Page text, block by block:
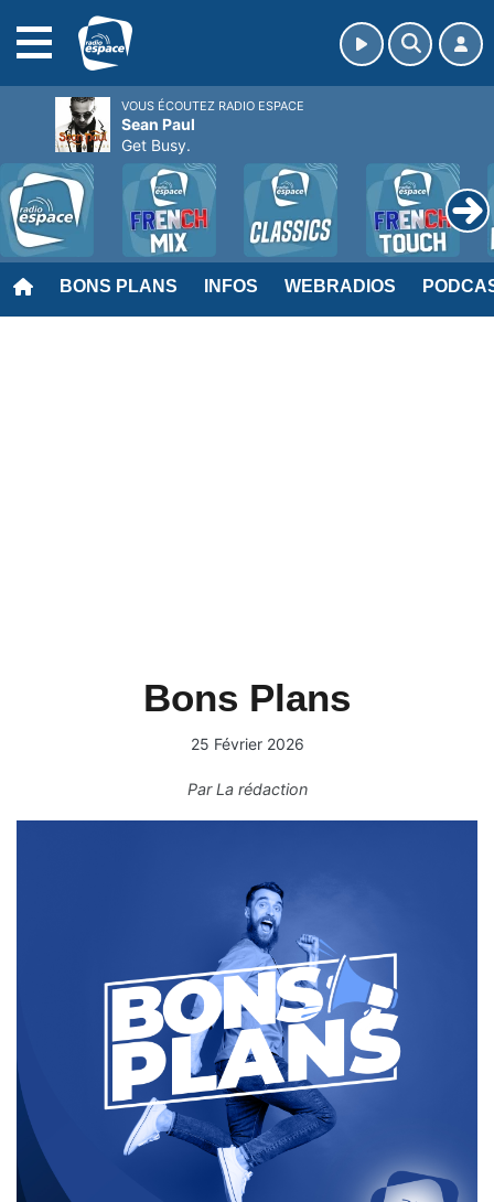
BONS PLANS INFOS WEBRADIOS
Bons Plans
25 Février 2026
ParLa rédaction
VOUS ÉCOUTEZ RADIO ESPACE
Sean Paul
Get Busy.